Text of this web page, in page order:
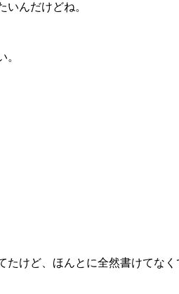
んだけどね。
。
たけど、ほんとに全然書けてなく